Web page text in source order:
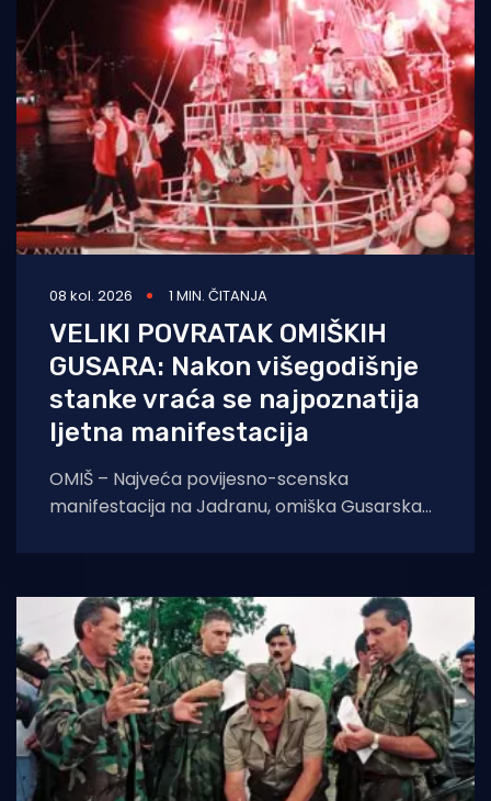
Otoci
Turizam i nautika
Pomorstvo
Ribolov
Ekologija
Tradicija i kultura
08 kol. 2026 1 MIN. ČITANJA
VELIKI POVRATAK OMIŠKIH
GUSARA: Nakon višegodišnje
stanke vraća se najpoznatija
ljetna manifestacija
OMIŠ – Najveća povijesno-scenska
manifestacija na Jadranu, omiška Gusarska
Nakon višegodišnje stanke koja